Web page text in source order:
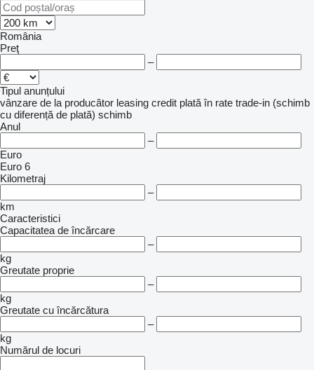
România
Preţ
–
Tipul anunțului
vânzare de la producător leasing credit plată în rate trade-in (schimb
cu diferență de plată) schimb
Anul
–
Euro
Euro 6
Kilometraj
–
km
Caracteristici
Capacitatea de încărcare
–
kg
Greutate proprie
–
kg
Greutate cu încărcătura
–
kg
Numărul de locuri